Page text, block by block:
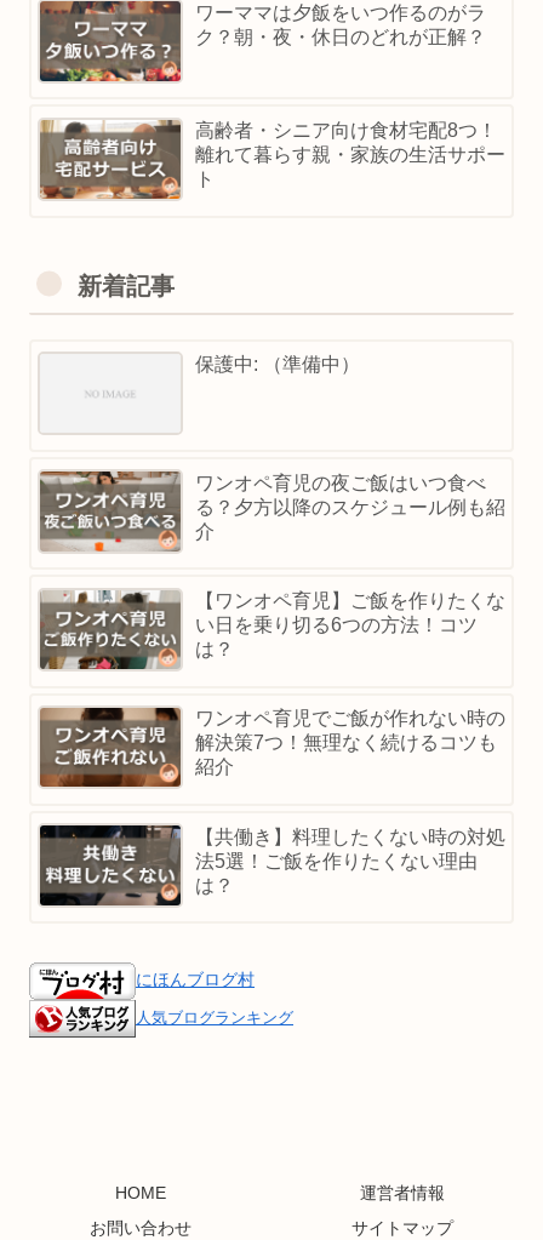
ワーママは夕飯をいつ作るのがラ
ク？朝・夜・休日のどれが正解？
高齢者・シニア向け食材宅配8つ！
離れて暮らす親・家族の生活サポー
ト
新着記事
保護中: （準備中）
ワンオペ育児の夜ご飯はいつ食べ
る？夕方以降のスケジュール例も紹
介
【ワンオペ育児】ご飯を作りたくな
い日を乗り切る6つの方法！コツ
は？
ワンオペ育児でご飯が作れない時の
解決策7つ！無理なく続けるコツも
紹介
【共働き】料理したくない時の対処
法5選！ご飯を作りたくない理由
は？
にほんブログ村
人気ブログランキング
HOME
運営者情報
お問い合わせ
サイトマップ